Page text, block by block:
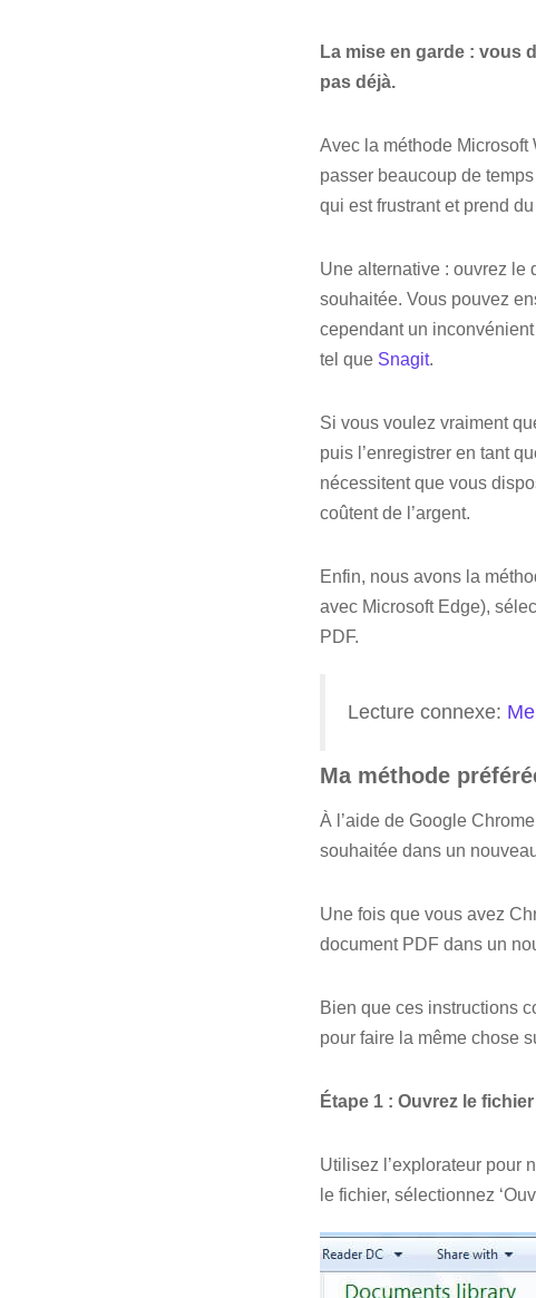
La mise en garde : vous
pas déjà.
Avec la méthode Microsoft
passer beaucoup de
qui est frustrant et prend
Une alternative : ouvrez le
souhaitée. Vous pouvez
cependant un
tel que Snagit.
Si vous voulez vraiment
puis l’enregistrer en tant
nécessitent que vous
coûtent de l’argent.
Enfin, nous avons la
avec Microsoft Edge),
PDF.
Lecture connexe:
Ma méthode
À l’aide de Google
souhaitée dans un
Une fois que vous avez
document PDF dans un
Bien que ces instructions
pour faire la même chose
Étape 1 : Ouvrez le
Utilisez l’explorateur pour
le fichier, sélectionnez